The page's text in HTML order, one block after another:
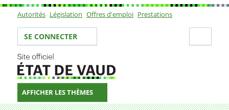
Sous-navigation
Autorités Législation Offres d'emploi Prestations
Votre identité
SE CONNECTER
AFFICHER LES THÈMES